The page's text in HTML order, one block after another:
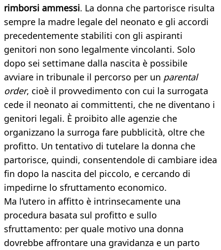
rimborsi ammessi. La donna che partorisce risulta
sempre la madre legale del neonato e gli accordi
precedentemente stabiliti con gli aspiranti
genitori non sono legalmente vincolanti. Solo
dopo sei settimane dalla nascita è possibile
avviare in tribunale il percorso per un parental
order, cioè il provvedimento con cui la surrogata
cede il neonato ai committenti, che ne diventano i
genitori legali. È proibito alle agenzie che
organizzano la surroga fare pubblicità, oltre che
profitto. Un tentativo di tutelare la donna che
partorisce, quindi, consentendole di cambiare idea
fin dopo la nascita del piccolo, e cercando di
impedirne lo sfruttamento economico.
Ma l’utero in affitto è intrinsecamente una
procedura basata sul profitto e sullo
sfruttamento: per quale motivo una donna
dovrebbe affrontare una gravidanza e un parto